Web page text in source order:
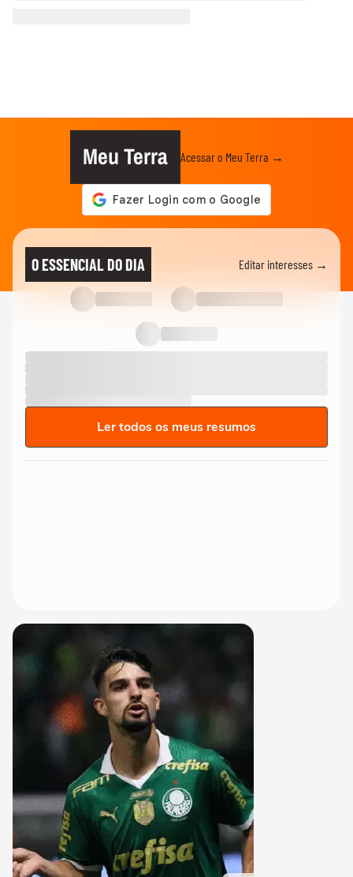
Meu Terra Acessar o Meu Terra →
O ESSENCIAL DO DIA Editar interesses →
Ler todos os meus resumos